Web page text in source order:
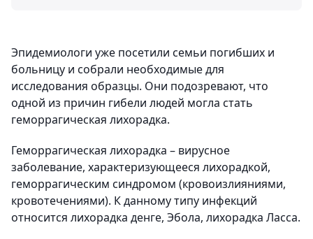
Эпидемиологи уже посетили семьи погибших и
больницу и собрали необходимые для
исследования образцы. Они подозревают, что
одной из причин гибели людей могла стать
геморрагическая лихорадка.
Геморрагическая лихорадка – вирусное
заболевание, характеризующееся лихорадкой,
геморрагическим синдромом (кровоизлияниями,
кровотечениями). К данному типу инфекций
относится лихорадка денге, Эбола, лихорадка Ласса.